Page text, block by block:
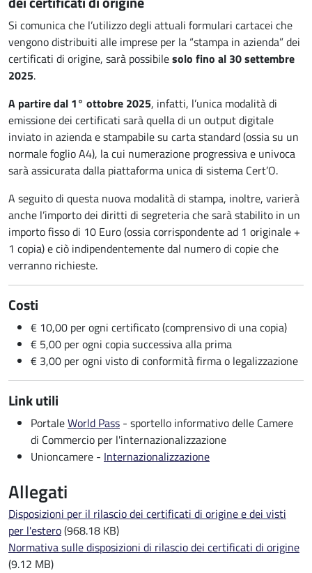
Si comunica che l’utilizzo degli attuali formulari cartacei che
vengono distribuiti alle imprese per la “stampa in azienda” dei
certificati di origine, sarà possibilesolo fino al 30 settembre
2025.
A partire dal 1° ottobre 2025, infatti, l’unica modalità di
emissione dei certificati sarà quella di un output digitale
inviato in azienda e stampabile su carta standard (ossia su un
normale foglio A4), la cui numerazione progressiva e univoca
sarà assicurata dalla piattaforma unica di sistema Cert’O.
A seguito di questa nuova modalità di stampa, inoltre, varierà
anche l’importo dei diritti di segreteria che sarà stabilito in un
importo fisso di 10 Euro (ossia corrispondente ad 1 originale +
1 copia) e ciò indipendentemente dal numero di copie che
verranno richieste.
Costi
€ 10,00 per ogni certificato (comprensivo di una copia)
€ 5,00 per ogni copia successiva alla prima
€ 3,00 per ogni visto di conformità firma o legalizzazione
Link utili
PortaleWorld Pass - sportello informativo delle Camere
di Commercio per l'internazionalizzazione
Unioncamere - Internazionalizzazione
Allegati
Disposizioni per il rilascio dei certificati di origine e dei visti
per l'estero(968.18 KB)
Normativa sulle disposizioni di rilascio dei certificati di origine
(9.12 MB)